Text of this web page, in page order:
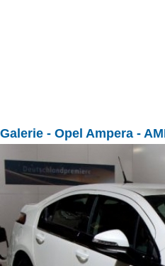
Galerie - Opel Ampera -